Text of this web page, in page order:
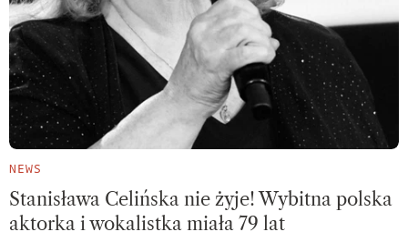
NEWS
Stanisława Celińska nie żyje! Wybitna polska
aktorka i wokalistka miała 79 lat